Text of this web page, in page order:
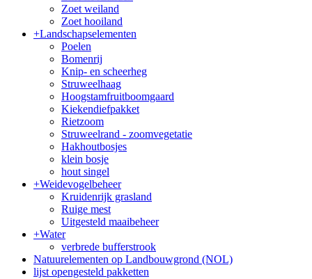
Zoet weiland
Zoet hooiland
+Landschapselementen
Poelen
Bomenrij
Knip- en scheerheg
Struweelhaag
Hoogstamfruitboomgaard
Kiekendiefpakket
Rietzoom
Struweelrand - zoomvegetatie
Hakhoutbosjes
klein bosje
hout singel
+Weidevogelbeheer
Kruidenrijk grasland
Ruige mest
Uitgesteld maaibeheer
+Water
verbrede bufferstrook
Natuurelementen op Landbouwgrond (NOL)
lijst opengesteld pakketten